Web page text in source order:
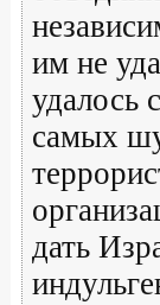
им не
удалось
самых
дать